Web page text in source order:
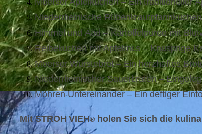
Moerser Apfelkuchen – Ein traditioneller
Niederrheinische
Himmel und Ääd – Kartoffelpüree mit
Reibekuchen mit Apfelmus – Knusprige
Moerser Wurstebrot – Ein herzhaftes
Niederrheinischer Sauerbraten –
Möhren-Untereinander – Ein deftiger
Mit STROH VIEH® holen Sie sich die